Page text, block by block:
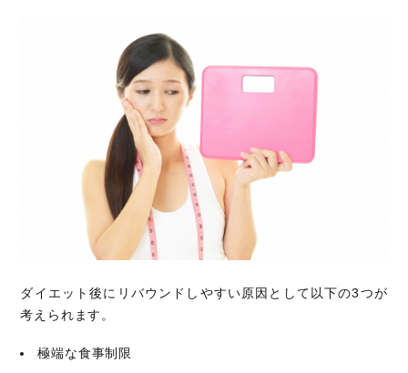
ダイエット後にリバウンドしやすい原因として以下の3つが
考えられます。
極端な食事制限